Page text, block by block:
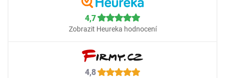
4,7
Zobrazit Heureka hodnocení
4,8